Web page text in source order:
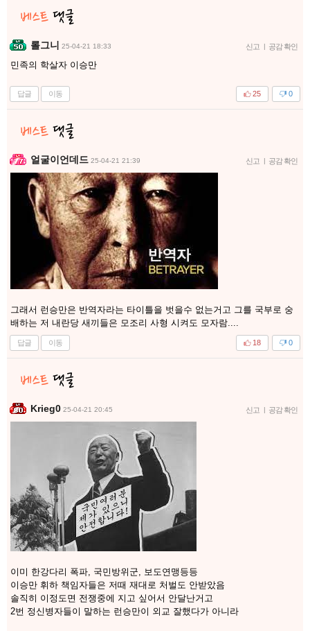
롤그니 25-04-21 18:33 신고 | 공감 확인
민족의 학살자 이승만
답글 이동 0
25
얼굴이언데드 25-04-21 21:39 신고 | 공감 확인
그래서 런승만은 반역자라는 타이틀을 벗을수 없는거고 그를 국부로 숭
배하는 저 내란당 새끼들은 모조리 사형 시켜도 모자람....
답글 이동 0
18
Krieg0 25-04-21 20:45 신고 | 공감 확인
이미 한강다리 폭파, 국민방위군, 보도연맹등등
이승만 휘하 책임자들은 저때 재대로 처벌도 안받았음
솔직히 이정도면 전쟁중에 지고 싶어서 안달난거고
2번 정신병자들이 말하는 런승만이 외교 잘했다가 아니라